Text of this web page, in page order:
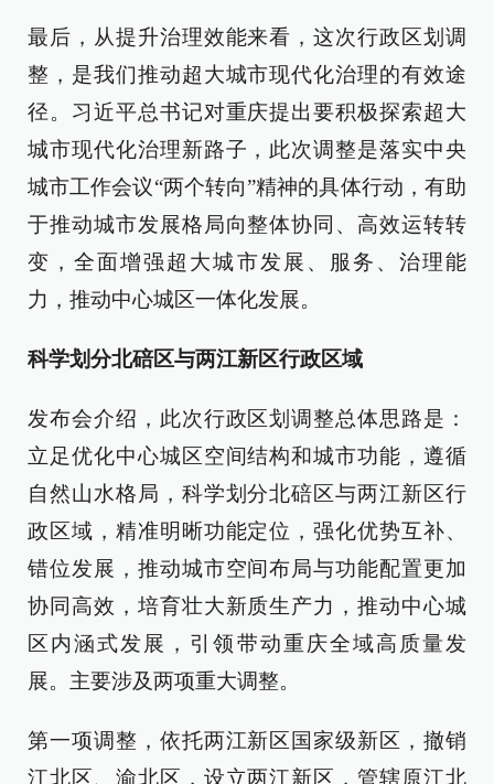
最后，从提升治理效能来看，这次行政区划调
整，是我们推动超大城市现代化治理的有效途
径。习近平总书记对重庆提出要积极探索超大
城市现代化治理新路子，此次调整是落实中央
城市工作会议“两个转向”精神的具体行动，有助
于推动城市发展格局向整体协同、高效运转转
变，全面增强超大城市发展、服务、治理能
力，推动中心城区一体化发展。
科学划分北碚区与两江新区行政区域
发布会介绍，此次行政区划调整总体思路是：
立足优化中心城区空间结构和城市功能，遵循
自然山水格局，科学划分北碚区与两江新区行
政区域，精准明晰功能定位，强化优势互补、
错位发展，推动城市空间布局与功能配置更加
协同高效，培育壮大新质生产力，推动中心城
区内涵式发展，引领带动重庆全域高质量发
展。主要涉及两项重大调整。
第一项调整，依托两江新区国家级新区，撤销
江北区、渝北区，设立两江新区，管辖原江北